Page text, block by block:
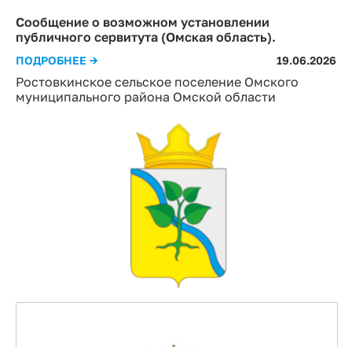
Ростовкинское сельское поселение Омского
муниципального района Омской области
Сообщение о возможном установлении
публичного сервитута (Омская область).
ПОДРОБНЕЕ → 19.06.2026